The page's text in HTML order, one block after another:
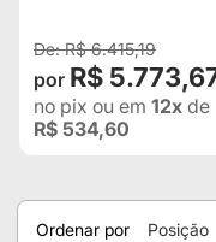
R$ 6.415,19
R$
no pix ou em 12x de
R$ 534,60
Ordenar por Posição